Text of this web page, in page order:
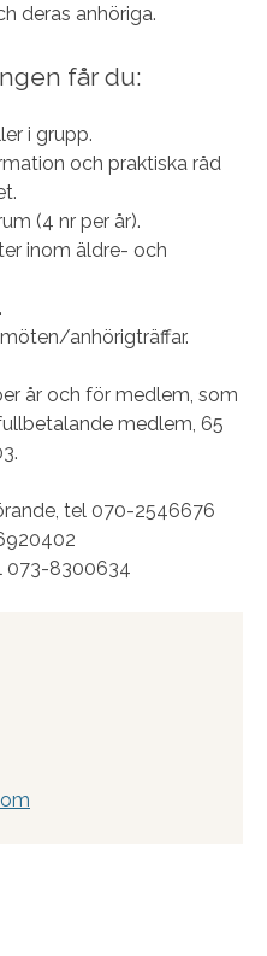
deras anhöriga.
får du:
i grupp.
och praktiska råd
(4 nr per år).
inom äldre- och
anhörigträffar.
år och för medlem, som
medlem, 65
tel 070-2546676
073-8300634